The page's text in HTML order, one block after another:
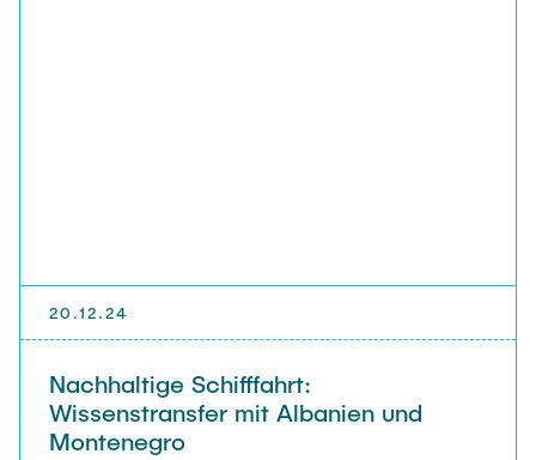
20.12.24
Nachhaltige Schifffahrt:
Wissenstransfer mit Albanien und
Montenegro